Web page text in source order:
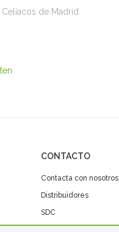
de Madrid
CONTACTO
Contacta con nosotros
Distribuidores
SDC